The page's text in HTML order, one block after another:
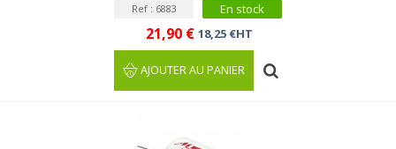
Ref : 6883 En stock
21,90 € 18,25 €HT
AJOUTER AU PANIER